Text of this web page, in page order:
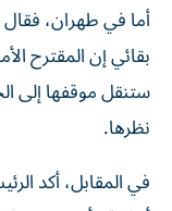
أما في طهران،
بقائي إن المقترح
ستنقل موقفها إلى
نظرها.
في المقابل، أكد